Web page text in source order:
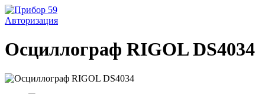
Авторизация
Осциллограф RIGOL DS4034